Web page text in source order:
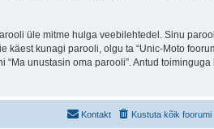
üle mitme hulga veebilehtedel. Sinu
kunagi parooli, olgu ta “Unic-Moto
unustasin oma parooli”. Antud
Kustuta kõik
Kontakt